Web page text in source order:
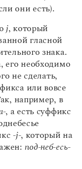
пунктуации
орфография
звуков
согласных на
языка
они есть).
j, который
гласной
знака.
его необходимо
не сделать,
или вовсе
например, в
, а есть суффикс
-j-, который на
под-неб-есь-